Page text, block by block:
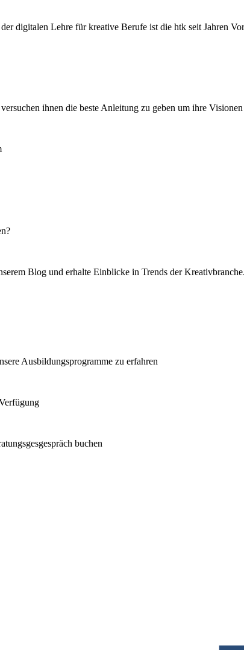
digitalen Lehre für kreative Berufe ist die htk seit Jahren
ihnen die beste Anleitung zu geben um ihre Visionen
Blog und erhalte Einblicke in Trends der Kreativbranche.
Ausbildungsprogramme zu erfahren
buchen